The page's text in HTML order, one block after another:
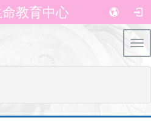
教育中心